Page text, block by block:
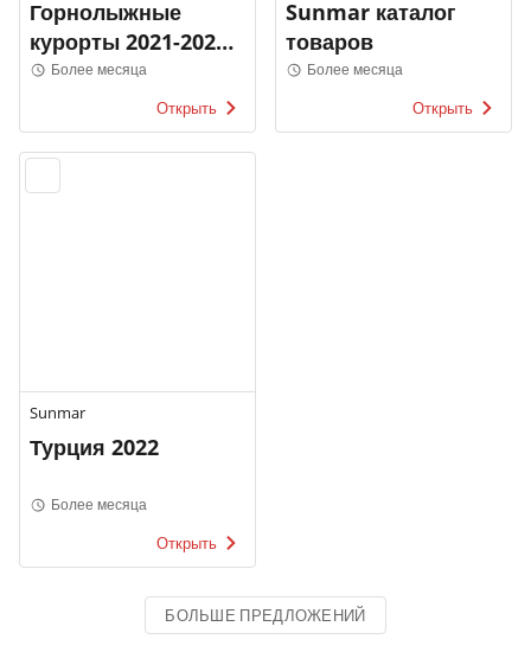
Горнолыжные
курорты 2021-2022
Sunmar
Более месяца
Открыть
Sunmar каталог
товаров
Более месяца
Открыть
Sunmar
Турция 2022
Более месяца
Открыть
БОЛЬШЕ ПРЕДЛОЖЕНИЙ